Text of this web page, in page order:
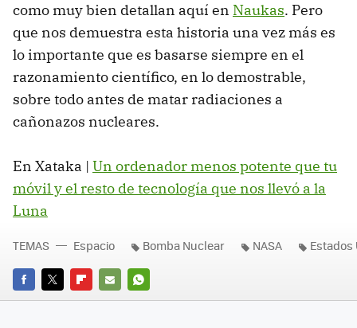
como muy bien detallan aquí en Naukas. Pero
que nos demuestra esta historia una vez más es
lo importante que es basarse siempre en el
razonamiento científico, en lo demostrable,
sobre todo antes de matar radiaciones a
cañonazos nucleares.
En Xataka | Un ordenador menos potente que tu
móvil y el resto de tecnología que nos llevó a la
Luna
FACEBOOK
TWITTERFLIPBOARD
E-
WHATSAPP
TEMAS Espacio Bomba Nuclear NASA Estados